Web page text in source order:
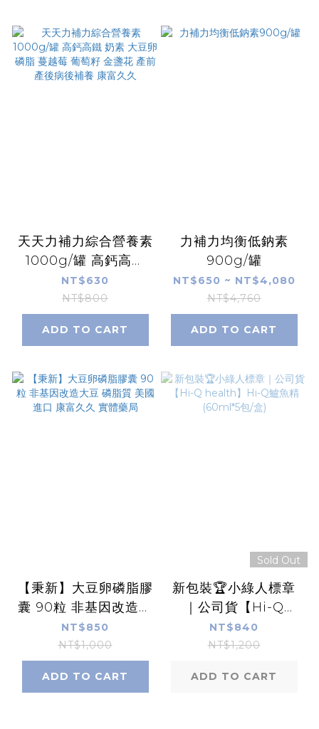
天天力補力綜合營養素
1000g/罐 高鈣高鐵
奶素 大豆卵磷脂 蔓越
莓 葡萄籽 金盞花 產前
產後病後補養 康富久
久
NT$630
NT$800
ADD TO CART
力補力均衡低鈉素
900g/罐
NT$650 ~ NT$4,080
NT$4,760
ADD TO CART
【秉新】大豆卵磷脂膠
囊 90粒 非基因改造大
豆 磷脂質 美國進口 康
富久久 實體藥局
NT$850
NT$1,000
ADD TO CART
Sold Out
新包裝🏆小綠人標章
｜公司貨【Hi-Q
health】Hi-Q鱸魚精
(60ml*5包/盒)
NT$840
NT$1,200
ADD TO CART